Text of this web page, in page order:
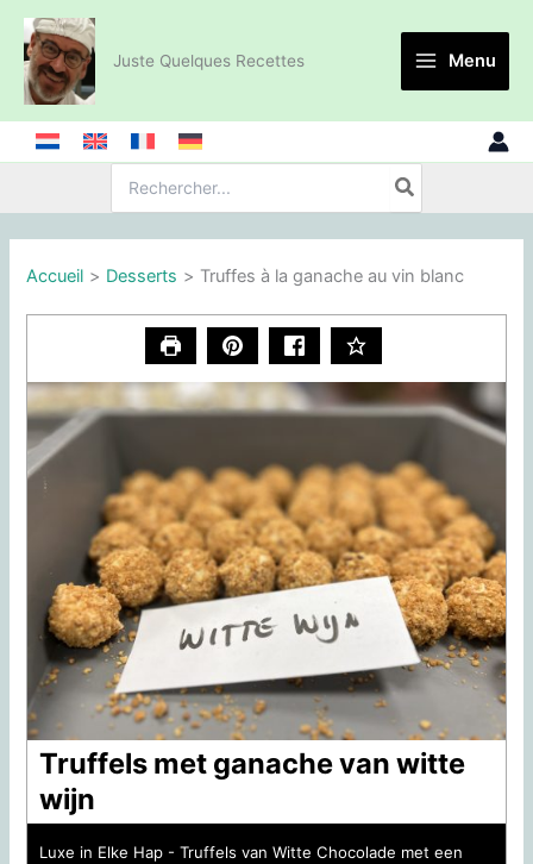
Aller
contenu
Juste Quelques Recettes Menu
de
Accueil Desserts Truffes à la ganache au vin blanc
Truffels met ganache van witte
wijn
Luxe in Elke Hap - Truffels van Witte Chocolade met een